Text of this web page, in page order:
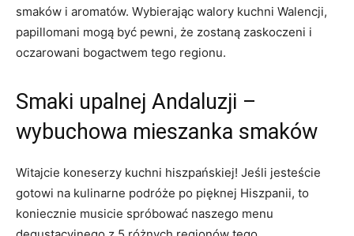
smaków i aromatów. Wybierając walory kuchni Walencji,
papillomani mogą być pewni, że zostaną zaskoczeni i
oczarowani bogactwem tego regionu.
Smaki upalnej Andaluzji –
wybuchowa mieszanka smaków
Witajcie koneserzy kuchni hiszpańskiej! Jeśli jesteście
gotowi na kulinarne podróże po pięknej Hiszpanii, to
koniecznie musicie spróbować naszego menu